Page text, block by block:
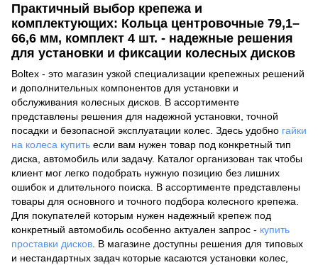
Практичный выбор крепежа и
комплектующих: Кольца центровочные 79,1–
66,6 мм, комплект 4 шт. - надежные решения
для установки и фиксации колесных дисков
Boltex - это магазин узкой специализации крепежных решений
и дополнительных компонентов для установки и
обслуживания колесных дисков. В ассортименте
представлены решения для надежной установки, точной
посадки и безопасной эксплуатации колес. Здесь удобно гайки
на колеса купить если вам нужен товар под конкретный тип
диска, автомобиль или задачу. Каталог организован так чтобы
клиент мог легко подобрать нужную позицию без лишних
ошибок и длительного поиска. В ассортименте представлены
товары для основного и точного подбора колесного крепежа.
Для покупателей которым нужен надежный крепеж под
конкретный автомобиль особенно актуален запрос - купить
проставки дисков . В магазине доступны решения для типовых
и нестандартных задач которые касаются установки колес,